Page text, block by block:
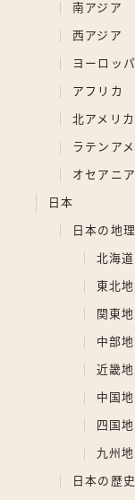
南アジア
西アジア
ヨーロッパ
アフリカ
北アメリカ
ラテンア
オセアニア
日本
日本の地理
北海
東北
関東
中部
近畿
中国
四国
九州
日本の歴史